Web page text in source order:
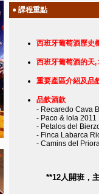
● 課程重點
西班牙葡萄酒歷史
西班牙葡萄酒的天,
重要產區介紹及品
品飲酒款
- Recaredo Cava
- Paco & lola 2011
- Petalos del
- Finca Labarca
- Camins del
**12人開班，